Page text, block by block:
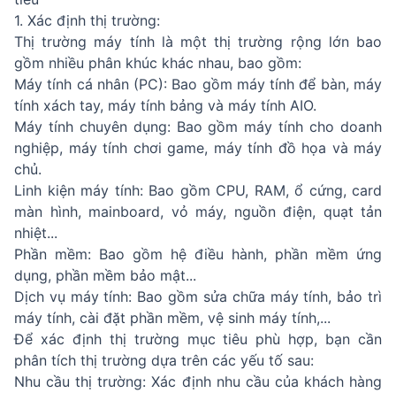
1. Xác định thị trường:
Thị trường máy tính là một thị trường rộng lớn bao
gồm nhiều phân khúc khác nhau, bao gồm:
Máy tính cá nhân (PC): Bao gồm máy tính để bàn, máy
tính xách tay, máy tính bảng và máy tính AIO.
Máy tính chuyên dụng: Bao gồm máy tính cho doanh
nghiệp, máy tính chơi game, máy tính đồ họa và máy
chủ.
Linh kiện máy tính: Bao gồm CPU, RAM, ổ cứng, card
màn hình, mainboard, vỏ máy, nguồn điện, quạt tản
nhiệt...
Phần mềm: Bao gồm hệ điều hành, phần mềm ứng
dụng, phần mềm bảo mật...
Dịch vụ máy tính: Bao gồm sửa chữa máy tính, bảo trì
máy tính, cài đặt phần mềm, vệ sinh máy tính,...
Để xác định thị trường mục tiêu phù hợp, bạn cần
phân tích thị trường dựa trên các yếu tố sau:
Nhu cầu thị trường: Xác định nhu cầu của khách hàng